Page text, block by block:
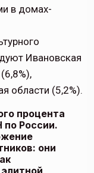
в домах-
Ивановская
области (5,2%).
процента
по России.
они